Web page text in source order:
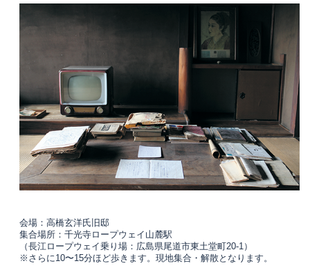
会場：高橋玄洋氏旧邸
集合場所：千光寺ロープウェイ山麓駅
（長江ロープウェイ乗り場：広島県尾道市東土堂町20-1）
※さらに10〜15分ほど歩きます。現地集合・解散となります。